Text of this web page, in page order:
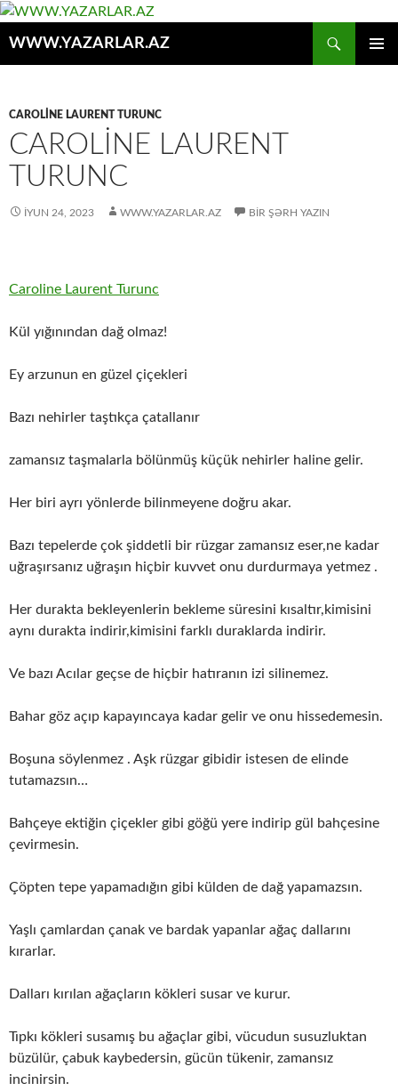
WWW.YAZARLAR.AZ
CAROLINE LAURENT TURUNC
CAROLINE LAURENT
TURUNC
İYUN 24, 2023 WWW.YAZARLAR.AZ BIR ŞƏRH YAZIN
Caroline Laurent Turunc
Kül yığınından dağ olmaz!
Ey arzunun en güzel çiçekleri
Bazı nehirler taştıkça çatallanır
zamansız taşmalarla bölünmüş küçük nehirler haline gelir.
Her biri ayrı yönlerde bilinmeyene doğru akar.
Bazı tepelerde çok şiddetli bir rüzgar zamansız eser,ne kadar
uğraşırsanız uğraşın hiçbir kuvvet onu durdurmaya yetmez .
Her durakta bekleyenlerin bekleme süresini kısaltır,kimisini
aynı durakta indirir,kimisini farklı duraklarda indirir.
Ve bazı Acılar geçse de hiçbir hatıranın izi silinemez.
Bahar göz açıp kapayıncaya kadar gelir ve onu hissedemesin.
Boşuna söylenmez . Aşk rüzgar gibidir istesen de elinde
tutamazsın…
Bahçeye ektiğin çiçekler gibi göğü yere indirip gül bahçesine
çevirmesin.
Çöpten tepe yapamadığın gibi külden de dağ yapamazsın.
Yaşlı çamlardan çanak ve bardak yapanlar ağaç dallarını
kırarlar.
Dalları kırılan ağaçların kökleri susar ve kurur.
Tıpkı kökleri susamış bu ağaçlar gibi, vücudun susuzluktan
büzülür, çabuk kaybedersin, gücün tükenir, zamansız
incinirsin.